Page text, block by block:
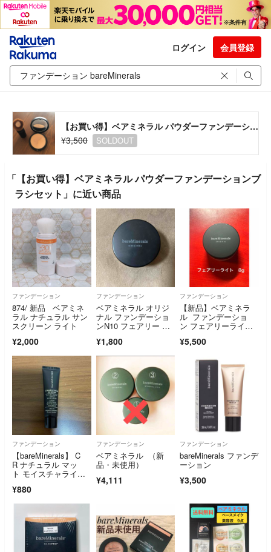
ログイン 会員登録
【お買い得】ベアミネラル パウダーファンデーションブラシセット
¥3,500
SOLDOUT
「【お買い得】ベアミネラル パウダーファンデーションブ
ラシセット」に近い商品
ファンデーション
874/ 新品 ベアミネ
ラル ナチュラル サン
スクリーン ライト
¥2,000
ファンデーション
ベアミネラル オリジ
ナル ファンデーショ
ンN10 フェアリー ラ
¥1,800
ファンデーション
【新品】ベアミネラ
ル ファンデーショ
ン フェアリーライ
¥5,500
ファンデーション
【bareMinerals】 C
R ナチュラル マッ
ト モイスチャライザ
¥880
ファンデーション
ベアミネラル （新
品・未使用）
¥4,111
ファンデーション
bareMinerals ファンデ
ーション
¥3,500